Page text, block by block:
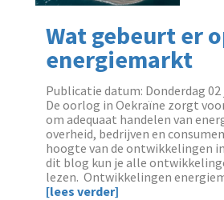
Wat gebeurt er
energiemarkt
Publicatie datum: Donderdag 02
‌De oorlog in Oekraïne zorgt
om adequaat handelen van
overheid, bedrijven en
hoogte van de ontwikkelingen
dit blog kun je alle
lezen. Ontwikkelingen
[lees verder]